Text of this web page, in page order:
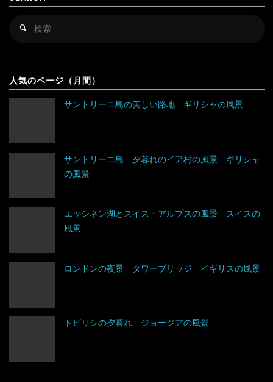
検
人気のページ（月間）
サントリーニ島の美しい路地 ギリシャの風景
サントリーニ島 夕暮れのイア村の風景 ギリシャ
の風景
エッシネン湖とスイス・アルプスの風景 スイスの
風景
ロンドンの夜景 タワーブリッジ イギリスの風景
トビリシの夕暮れ ジョージアの風景
キルギス
シンガポール
タイ
タジキスタン
チベット
中国
パキスタン
セルビア
チェコ
ドイツ
バチカン市国
ハンガリー
フィンランド
ブルガリア
ベルギー
アンティグア・バーブーダ
エクアドル
グアテマラ
コスタリカ
ジャマイカ
ウガンダ
エチオピア
カメルーン